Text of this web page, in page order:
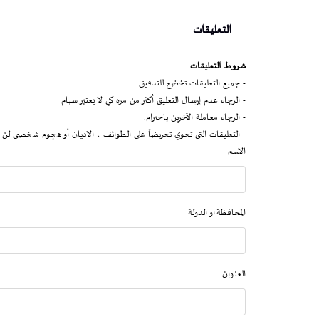
التعليقات
شروط التعليقات
- جميع التعليقات تخضع للتدقيق.
- الرجاء عدم إرسال التعليق أكثر من مرة كي لا يعتبر سبام
- الرجاء معاملة الآخرين باحترام.
- التعليقات التي تحوي تحريضاً على الطوائف ، الاديان أو هجوم شخصي
الاسم
المحافظة او الدولة
العنوان